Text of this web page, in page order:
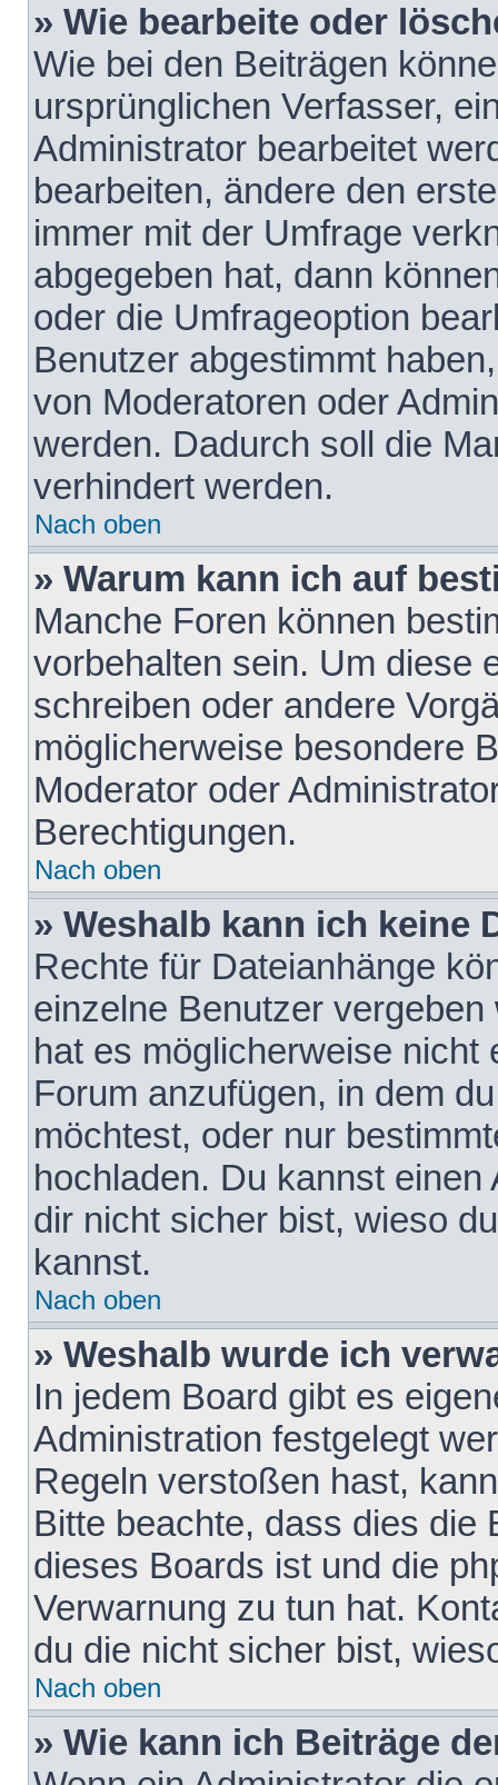
» Wie bearbeite oder
Wie bei den Beiträgen
ursprünglichen Verfasser,
Administrator bearbeitet
bearbeiten, ändere den
immer mit der Umfrage
abgegeben hat, dann
oder die Umfrageoption
Benutzer abgestimmt
von Moderatoren oder
werden. Dadurch soll die
verhindert werden.
Nach oben
» Warum kann ich auf
Manche Foren können
vorbehalten sein. Um diese
schreiben oder andere
möglicherweise besondere
Moderator oder
Berechtigungen.
Nach oben
» Weshalb kann ich keine
Rechte für Dateianhänge
einzelne Benutzer
hat es möglicherweise nicht
Forum anzufügen, in dem
möchtest, oder nur
hochladen. Du kannst
dir nicht sicher bist, wieso
kannst.
Nach oben
» Weshalb wurde ich
In jedem Board gibt es
Administration festgelegt
Regeln verstoßen hast,
Bitte beachte, dass dies die
dieses Boards ist und die
Verwarnung zu tun hat.
du die nicht sicher bist,
Nach oben
» Wie kann ich Beiträge